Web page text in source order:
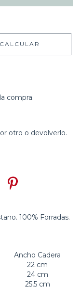
CALCULAR
compra.
otro o devolverlo.
100% Forradas.
Ancho Cadera
22 cm
24 cm
25,5 cm